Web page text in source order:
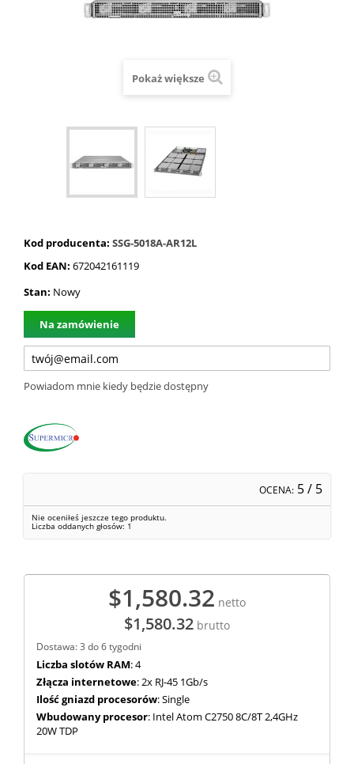
Pokaż większe
Kod producenta: SSG-5018A-AR12L
Kod EAN: 672042161119
Stan: Nowy
Na zamówienie
Powiadom mnie kiedy będzie dostępny
OCENA: 5/ 5
Nie oceniłeś jeszcze tego produktu.
Liczba oddanych głosów: 1
$1,580.32 netto
$1,580.32 brutto
Dostawa: 3 do 6 tygodni
Liczba slotów RAM: 4
Złącza internetowe: 2x RJ-45 1Gb/s
Ilość gniazd procesorów: Single
Wbudowany procesor: Intel Atom C2750 8C/8T 2,4GHz
20W TDP